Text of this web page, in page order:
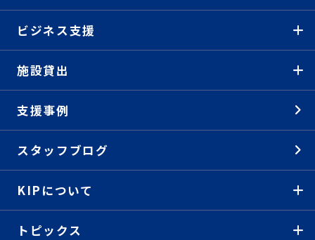
ビジネス支援
施設貸出
支援事例
スタッフブログ
KIPについて
トピックス